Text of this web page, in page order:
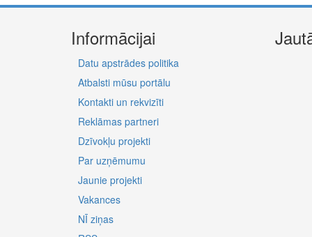
Informācijai
Datu apstrādes politika
Atbalsti mūsu portālu
Kontakti un rekvizīti
Reklāmas partneri
Dzīvokļu projekti
Par uzņēmumu
Jaunie projekti
Vakances
NĪ ziņas